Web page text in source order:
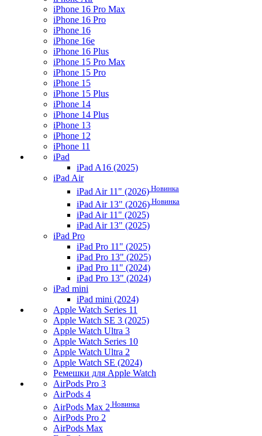
iPhone 16 Pro Max
iPhone 16 Pro
iPhone 16
iPhone 16e
iPhone 16 Plus
iPhone 15 Pro Max
iPhone 15 Pro
iPhone 15
iPhone 15 Plus
iPhone 14
iPhone 14 Plus
iPhone 13
iPhone 12
iPhone 11
iPad
iPad A16 (2025)
iPad Air
iPad Air 11" (2026) Новинка
iPad Air 13" (2026) Новинка
iPad Air 11" (2025)
iPad Air 13" (2025)
iPad Pro
iPad Pro 11" (2025)
iPad Pro 13" (2025)
iPad Pro 11" (2024)
iPad Pro 13" (2024)
iPad mini
iPad mini (2024)
Apple Watch Series 11
Apple Watch SE 3 (2025)
Apple Watch Ultra 3
Apple Watch Series 10
Apple Watch Ultra 2
Apple Watch SE (2024)
Ремешки для Apple Watch
AirPods Pro 3
AirPods 4
AirPods Max 2 Новинка
AirPods Pro 2
AirPods Max